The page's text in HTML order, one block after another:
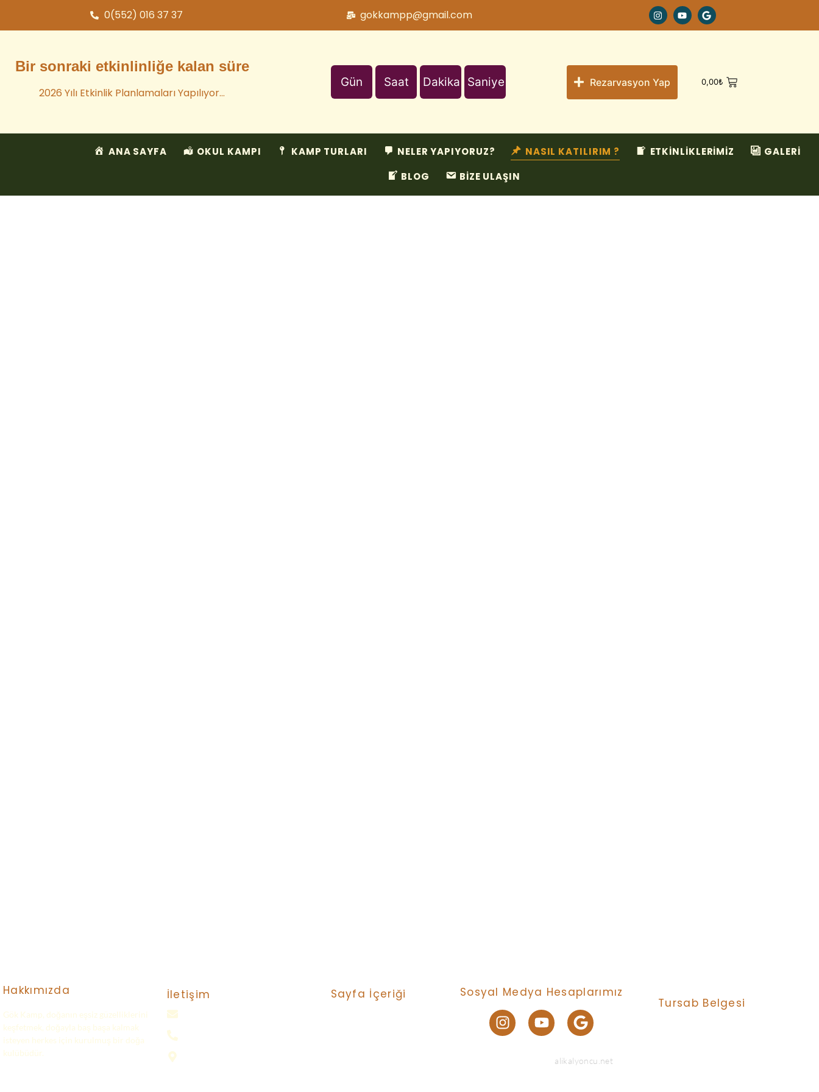
0(552) 016 37 37 gokkampp@gmail.com
Bir sonraki etkinlinliğe kalan süre
2026 Yılı Etkinlik Planlamaları Yapılıyor…
Gün Saat Dakika Saniye Rezarvasyon Yap 0,00₺
ANA SAYFA OKUL KAMPI KAMP TURLARI NELER YAPIYORUZ? NASIL KATILIRIM ? ETKİNLİKLERİMİZ
GALERİ
BLOG
BİZE ULAŞIN
Hakkımızda
Gök Kamp, doğanın eşsiz güzelliklerini
keşfetmek, doğayla baş başa kalmak
isteyen herkes için kurulmuş bir doğa
kulübüdür.
İletişim Sayfa İçeriği Sosyal Medya Hesaplarımız
alikalyoncu.net
Tursab Belgesi